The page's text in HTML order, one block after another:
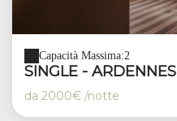
Capacità Massima:2
SINGLE - ARDENNES
da 2000€ /notte